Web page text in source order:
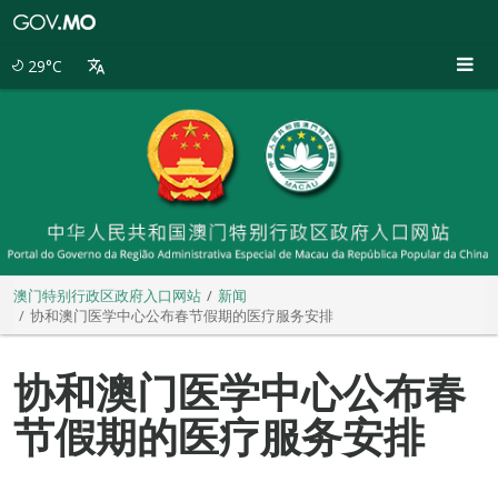
29°C
澳门特别行政区政府入口网站
新闻
协和澳门医学中心公布春节假期的医疗服务安排
协和澳门医学中心公布春
节假期的医疗服务安排